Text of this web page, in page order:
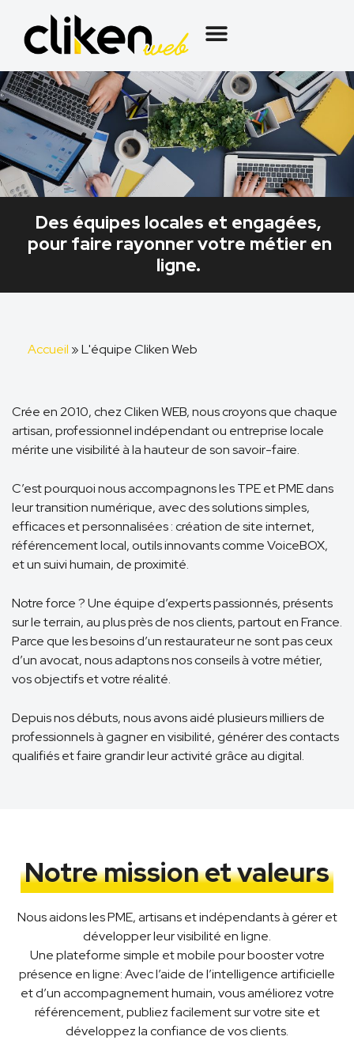
Des équipes locales et engagées,
pour faire rayonner votre métier en
ligne.
Accueil »L'équipe Cliken Web
Crée en 2010, chez Cliken WEB, nous croyons que chaque
artisan, professionnel indépendant ou entreprise locale
mérite une visibilité à la hauteur de son savoir-faire.
C’est pourquoi nous accompagnons les TPE et PME dans
leur transition numérique, avec des solutions simples,
efficaces et personnalisées : création de site internet,
référencement local, outils innovants comme VoiceBOX,
et un suivi humain, de proximité.
Notre force ? Une équipe d’experts passionnés, présents
sur le terrain, au plus près de nos clients, partout en France.
Parce que les besoins d’un restaurateur ne sont pas ceux
d’un avocat, nous adaptons nos conseils à votre métier,
vos objectifs et votre réalité.
Depuis nos débuts, nous avons aidé plusieurs milliers de
professionnels à gagner en visibilité, générer des contacts
qualifiés et faire grandir leur activité grâce au digital.
Notre mission et valeurs
Nous aidons les PME, artisans et indépendants à gérer et
développer leur visibilité en ligne.
Une plateforme simple et mobile pour booster votre
présence en ligne: Avec l’aide de l’intelligence artificielle
et d’un accompagnement humain, vous améliorez votre
référencement, publiez facilement sur votre site et
développez la confiance de vos clients.